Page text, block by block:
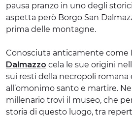
pausa pranzo in uno degli
aspetta però Borgo San
prima delle montagne.
Conosciuta anticamente come
Dalmazzo cela le sue origini
sui resti della necropoli romana
all’omonimo santo e martire.
millenario trovi il museo, che
storia di questo luogo, tra